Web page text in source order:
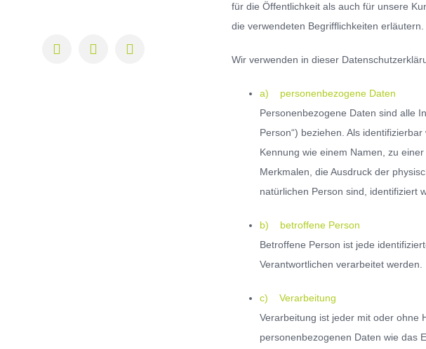
FacebookInstagramLinkedIn
für die Öffentlichkeit als auch für unsere
die verwendeten Begrifflichkeiten erläutern.
Wir verwenden in dieser
a) personenbezogene Daten
Personenbezogene Daten sind alle
Person“) beziehen. Als
Kennung wie einem Namen, zu
Merkmalen, die Ausdruck der
natürlichen Person sind, identifiziert
b) betroffene Person
Betroffene Person ist jede
Verantwortlichen verarbeitet werden.
c) Verarbeitung
Verarbeitung ist jeder mit oder ohne
personenbezogenen Daten wie das